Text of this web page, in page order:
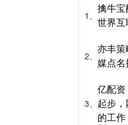
1、
擒牛
世界
2、
亦丰
媒点
3、
亿配
起步
的工作